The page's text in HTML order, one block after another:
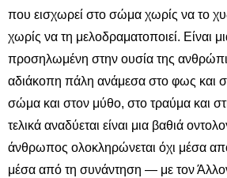
που εισχωρεί στο σώμα χωρίς να το
χωρίς να τη μελοδραματοποιεί. Είναι
προσηλωμένη στην ουσία της
αδιάκοπη πάλη ανάμεσα στο φως και
σώμα και στον μύθο, στο τραύμα και
τελικά αναδύεται είναι μια βαθιά
άνθρωπος ολοκληρώνεται όχι μέσα
μέσα από τη συνάντηση — με τον